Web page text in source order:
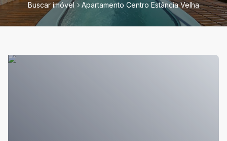
Buscar imóvel Apartamento Centro Estância Velha